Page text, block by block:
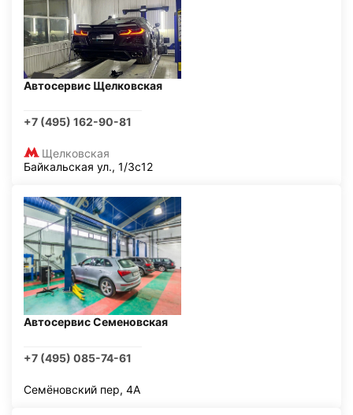
Автосервис Щелковская
+7 (495) 162-90-81
Щелковская
Байкальская ул., 1/3с12
Автосервис Семеновская
+7 (495) 085-74-61
Семёновский пер, 4А